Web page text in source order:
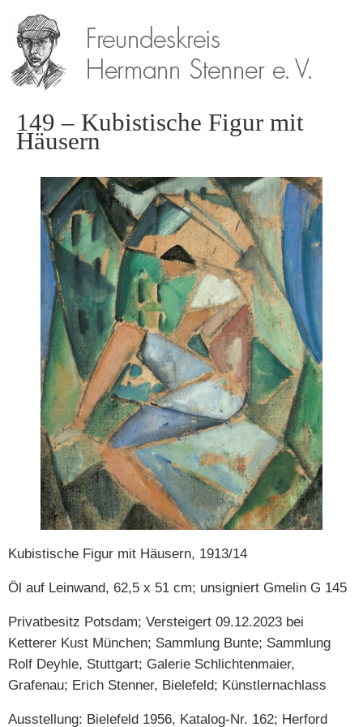
149 – Kubistische Figur mit
Häusern
Kubistische Figur mit Häusern, 1913/14
Öl auf Leinwand, 62,5 x 51 cm; unsigniert Gmelin G 145
Privatbesitz Potsdam; Versteigert 09.12.2023 bei
Ketterer Kust München; Sammlung Bunte; Sammlung
Rolf Deyhle, Stuttgart; Galerie Schlichtenmaier,
Grafenau; Erich Stenner, Bielefeld; Künstlernachlass
Ausstellung: Bielefeld 1956, Katalog-Nr. 162; Herford